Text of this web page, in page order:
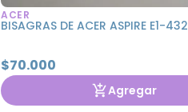
ACER
BISAGRAS DE ACER ASPIRE E1-432
$70.000
Agregar